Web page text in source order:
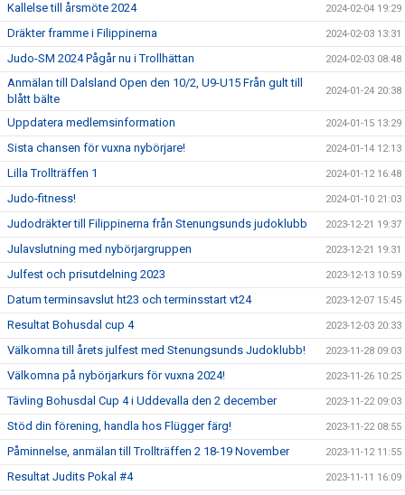
Kallelse till årsmöte 2024 2024-02-04 19:29
Dräkter framme i Filippinerna 2024-02-03 13:31
Judo-SM 2024 Pågår nu i Trollhättan 2024-02-03 08:48
Anmälan till Dalsland Open den 10/2, U9-U15 Från gult till
blått bälte
2024-01-24 20:38
Uppdatera medlemsinformation 2024-01-15 13:29
Sista chansen för vuxna nybörjare! 2024-01-14 12:13
Lilla Trollträffen 1 2024-01-12 16:48
Judo-fitness! 2024-01-10 21:03
Judodräkter till Filippinerna från Stenungsunds judoklubb 2023-12-21 19:37
Julavslutning med nybörjargruppen 2023-12-21 19:31
Julfest och prisutdelning 2023 2023-12-13 10:59
Datum terminsavslut ht23 och terminsstart vt24 2023-12-07 15:45
Resultat Bohusdal cup 4 2023-12-03 20:33
Välkomna till årets julfest med Stenungsunds Judoklubb! 2023-11-28 09:03
Välkomna på nybörjarkurs för vuxna 2024! 2023-11-26 10:25
Tävling Bohusdal Cup 4 i Uddevalla den 2 december 2023-11-22 09:03
Stöd din förening, handla hos Flügger färg! 2023-11-22 08:55
Påminnelse, anmälan till Trollträffen 2 18-19 November 2023-11-12 11:55
Resultat Judits Pokal #4 2023-11-11 16:09